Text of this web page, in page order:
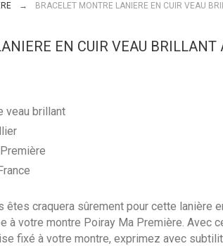
BRACELET MONTRE LANIERE EN CUIR VEAU
EN CUIR VEAU BRILLANT
veau brillant
êtes craquera sûrement pour cette lanière
à votre montre Poiray Ma Première. Avec
fixé à votre montre, exprimez avec